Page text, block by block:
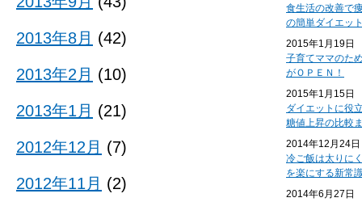
食生活の改善で
の簡単ダイエッ
2015年1月19日
子育てママのた
がＯＰＥＮ！
2015年1月15日
ダイエットに役
糖値上昇の比較
2014年12月24日
冷ご飯は太りに
を楽にする新常
2014年6月27日
2013年8月 (42)
2013年2月 (10)
2013年1月 (21)
2012年12月 (7)
2012年11月 (2)